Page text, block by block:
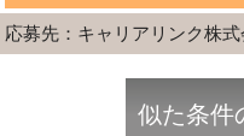
応募先：キャリアリンク株式
似た条件